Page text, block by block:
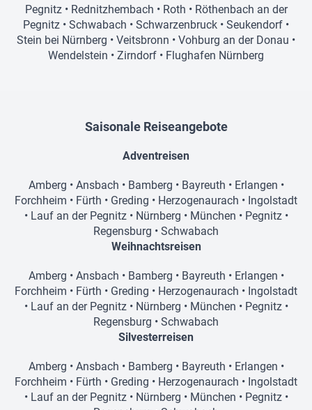
Pegnitz• Rednitzhembach • Roth • Röthenbach an der
Pegnitz • Schwabach • Schwarzenbruck • Seukendorf •
Stein bei Nürnberg • Veitsbronn • Vohburg an der Donau •
Wendelstein • Zirndorf • Flughafen Nürnberg
Saisonale Reiseangebote
Adventreisen
Amberg • Ansbach • Bamberg • Bayreuth • Erlangen •
Forchheim • Fürth • Greding • Herzogenaurach • Ingolstadt
• Lauf an der Pegnitz• Nürnberg • München • Pegnitz•
Regensburg • Schwabach
Weihnachtsreisen
Amberg • Ansbach • Bamberg • Bayreuth • Erlangen •
Forchheim • Fürth • Greding • Herzogenaurach • Ingolstadt
• Lauf an der Pegnitz• Nürnberg • München • Pegnitz•
Regensburg • Schwabach
Silvesterreisen
Amberg • Ansbach • Bamberg • Bayreuth • Erlangen •
Forchheim • Fürth • Greding • Herzogenaurach • Ingolstadt
• Lauf an der Pegnitz• Nürnberg • München • Pegnitz•